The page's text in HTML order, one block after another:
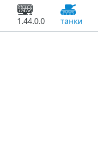
1.44.0.0 танки